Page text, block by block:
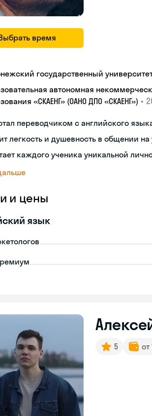
время
государственный
автономная
«СКАЕНГ» (ОАНО ДПО «СКАЕНГ») •
переводчиком с английского
легкость и душевность в общении на
каждого ученика уникальной
и цены
язык
5 от